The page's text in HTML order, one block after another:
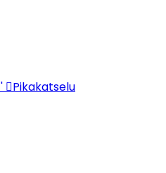
Pikakatselu